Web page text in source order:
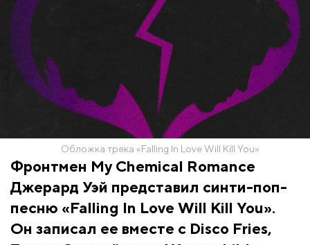
Обложка трека «Falling In Love Will Kill You»
Фронтмен My Chemical Romance
Джерард Уэй представил синти-поп-
песню «Falling In Love Will Kill You».
Он записал ее вместе с Disco Fries,